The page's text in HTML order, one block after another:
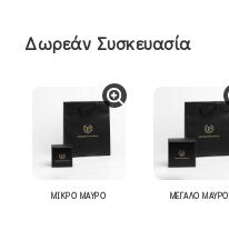
Δωρεάν Συσκευασία
ΜΙΚΡΟ ΜΑΥΡΟ ΜΕΓΑΛΟ ΜΑΥΡΟ